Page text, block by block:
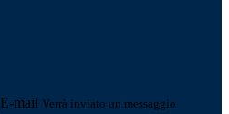
E-mail Verrà inviato un messaggio